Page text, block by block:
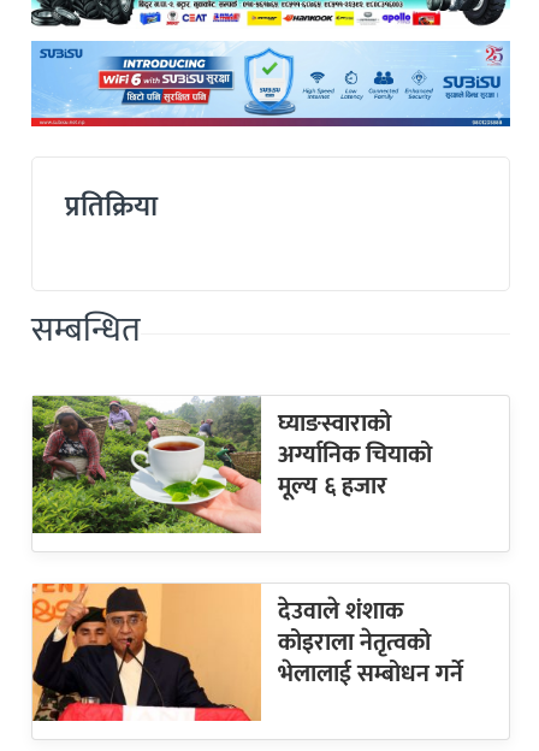
प्रतिक्रिया
सम्बन्धित
घ्याङस्वाराको
अर्ग्यानिक चियाको
मूल्य ६ हजार
देउवाले शंशाक
कोइराला नेतृत्वको
भेलालाई सम्बोधन गर्ने